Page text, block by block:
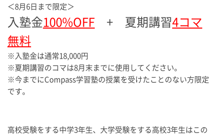
＜8月6日まで限定＞
入塾金100%OFF + 夏期講習4コマ
無料
※入塾金は通常18,000円
※夏期講習のコマは8月末までに使用してください。
※今までにCompass学習塾の授業を受けたことのない方限定
です。
高校受験をする中学3年生、大学受験をする高校3年生はこの